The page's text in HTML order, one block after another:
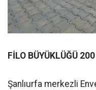
FİLO BÜYÜKLÜĞÜ
Şanlıurfa merkezli